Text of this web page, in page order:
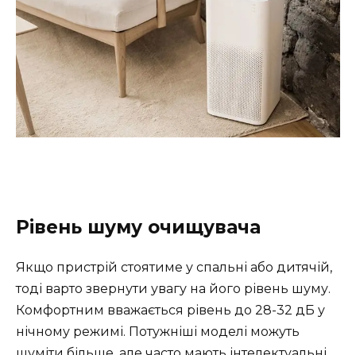
Рівень шуму очищувача
Якщо пристрій стоятиме у спальні або дитячій,
тоді варто звернути увагу на його рівень шуму.
Комфортним вважається рівень до 28-32 дБ у
нічному режимі. Потужніші моделі можуть